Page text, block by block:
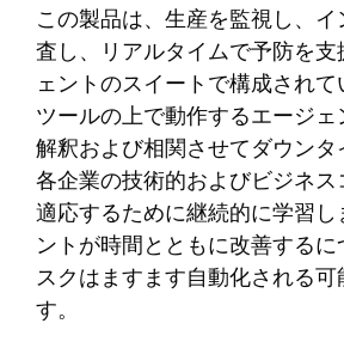
この製品は、生産を監視し、
査し、リアルタイムで予防を
ェントのスイートで構成され
ツールの上で動作するエージ
解釈および相関させてダウンタ
各企業の技術的およびビジネ
適応するために継続的に学習
ントが時間とともに改善する
スクはますます自動化される可
す。